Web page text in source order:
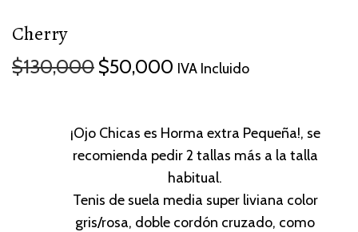
Cherry
$130,000 $50,000 IVA Incluido
¡Ojo Chicas es Horma extra Pequeña!, se
recomienda pedir 2 tallas más a la talla
habitual.
Tenis de suela media super liviana color
gris/rosa, doble cordón cruzado, como